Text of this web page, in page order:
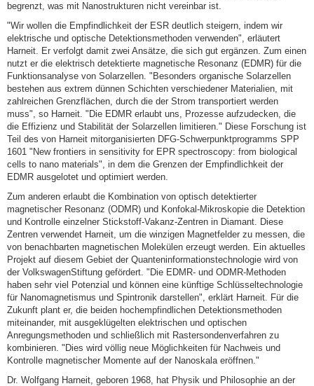
begrenzt, was mit Nanostrukturen nicht vereinbar ist.
"Wir wollen die Empfindlichkeit der ESR deutlich steigern, indem wir
elektrische und optische Detektionsmethoden verwenden", erläutert
Harneit. Er verfolgt damit zwei Ansätze, die sich gut ergänzen. Zum einen
nutzt er die elektrisch detektierte magnetische Resonanz (EDMR) für die
Funktionsanalyse von Solarzellen. "Besonders organische Solarzellen
bestehen aus extrem dünnen Schichten verschiedener Materialien, mit
zahlreichen Grenzflächen, durch die der Strom transportiert werden
muss", so Harneit. "Die EDMR erlaubt uns, Prozesse aufzudecken, die
die Effizienz und Stabilität der Solarzellen limitieren." Diese Forschung ist
Teil des von Harneit mitorganisierten DFG-Schwerpunktprogramms SPP
1601 "New frontiers in sensitivity for EPR spectroscopy: from biological
cells to nano materials", in dem die Grenzen der Empfindlichkeit der
EDMR ausgelotet und optimiert werden.
Zum anderen erlaubt die Kombination von optisch detektierter
magnetischer Resonanz (ODMR) und Konfokal-Mikroskopie die Detektion
und Kontrolle einzelner Stickstoff-Vakanz-Zentren in Diamant. Diese
Zentren verwendet Harneit, um die winzigen Magnetfelder zu messen, die
von benachbarten magnetischen Molekülen erzeugt werden. Ein aktuelles
Projekt auf diesem Gebiet der Quanteninformationstechnologie wird von
der VolkswagenStiftung gefördert. "Die EDMR- und ODMR-Methoden
haben sehr viel Potenzial und können eine künftige Schlüsseltechnologie
für Nanomagnetismus und Spintronik darstellen", erklärt Harneit. Für die
Zukunft plant er, die beiden hochempfindlichen Detektionsmethoden
miteinander, mit ausgeklügelten elektrischen und optischen
Anregungsmethoden und schließlich mit Rastersondenverfahren zu
kombinieren. "Dies wird völlig neue Möglichkeiten für Nachweis und
Kontrolle magnetischer Momente auf der Nanoskala eröffnen."
Dr. Wolfgang Harneit, geboren 1968, hat Physik und Philosophie an der